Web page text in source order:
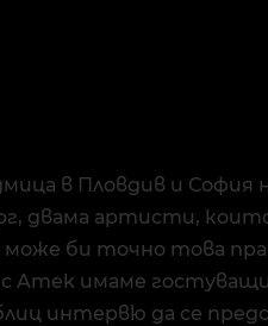
в Пловдив и
двама артисти,
може би точно това
Amek имаме
интервю да се